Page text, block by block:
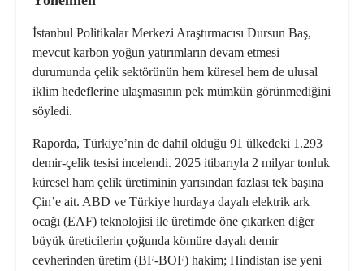
İstanbul Politikalar Merkezi Araştırmacısı Dursun Baş,
mevcut karbon yoğun yatırımların devam etmesi
durumunda çelik sektörünün hem küresel hem de ulusal
iklim hedeflerine ulaşmasının pek mümkün görünmediğini
söyledi.
Raporda, Türkiye’nin de dahil olduğu 91 ülkedeki 1.293
demir-çelik tesisi incelendi. 2025 itibarıyla 2 milyar tonluk
küresel ham çelik üretiminin yarısından fazlası tek başına
Çin’e ait. ABD ve Türkiye hurdaya dayalı elektrik ark
ocağı (EAF) teknolojisi ile üretimde öne çıkarken diğer
büyük üreticilerin çoğunda kömüre dayalı demir
cevherinden üretim (BF-BOF) hakim; Hindistan ise yeni